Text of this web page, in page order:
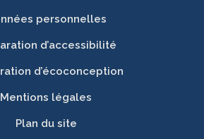
personnelles
d’accessibilité
d’écoconception
Mentions légales
Plan du site